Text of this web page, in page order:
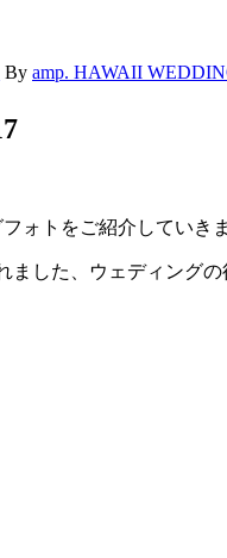
By amp. HAWAII
ォトをご紹介していきま
した、ウェディング